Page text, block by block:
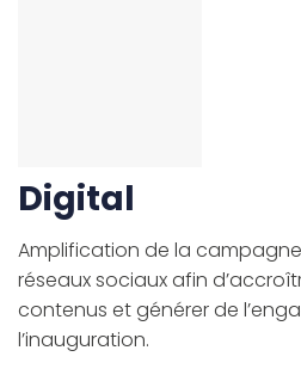
Digital
Amplification de la
réseaux sociaux afin
contenus et générer de
l’inauguration.